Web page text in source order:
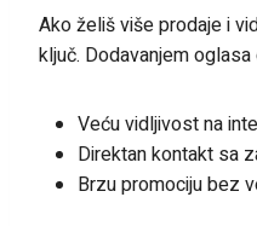
Ako želiš više prodaje i
ključ. Dodavanjem oglasa
Veću vidljivost na
Direktan kontakt sa
Brzu promociju bez